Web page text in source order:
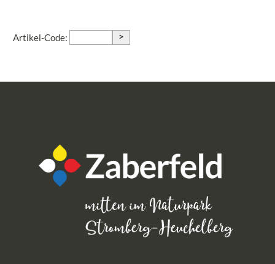
Artikel-Code: >